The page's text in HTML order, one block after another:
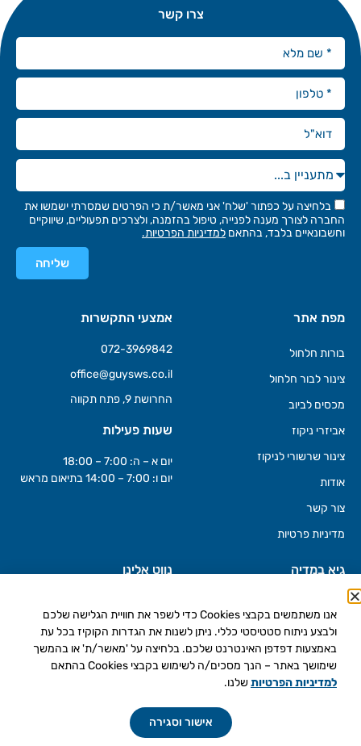
מפת אתר
בורות חלחול
צינור לבור חלחול
מכסים לביוב
אביזרי ניקוז
צינור שרשורי לניקוז
אודות
צור קשר
מדיניות פרטיות
אמצעי התקשרות
072-3969842
office@guysws.co.il
החרושת 9, פתח תקווה
שעות פעילות
יום א – ה: 7:00 – 18:00
יום ו: 7:00 – 14:00 בתיאום מראש
צרו קשר
בלחיצה על כפתור 'שלח' אני מאשר/ת כי הפרטים שמסרתי ישמשו את
החברה לצורך מענה לפנייה, טיפול בהזמנה, ולצרכים תפעוליים, שיווקיים
וחשבונאיים בלבד, בהתאם למדיניות הפרטיות.
שליחה
גיא במדיה נווט אלינו
כל הזכויות שמורות © גיא פתרונות מים חכמים בע"מ
אנו משתמשים בקבצי Cookies כדי לשפר את חוויית הגלישה שלכם
ולבצע ניתוח סטטיסטי כללי. ניתן לשנות את הגדרות הקוקיז בכל עת
באמצעות דפדפן האינטרנט שלכם. בלחיצה על 'מאשר/ת' או בהמשך
שימושך באתר – הנך מסכים/ה לשימוש בקבצי Cookies בהתאם
למדיניות הפרטיותשלנו.
אישור וסגירה